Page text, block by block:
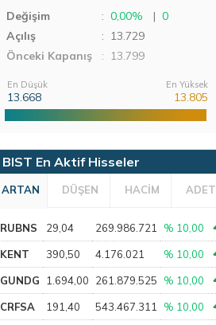
Değişim : 0,00% | 0
Açılış
: 13.729
Önceki Kapanış
: 13.799
En Düşük
13.668
En Yüksek
13.805
BIST En Aktif Hisseler
ARTAN DÜŞEN HACİM ADET
RUBNS 29,04 269.986.721 % 10,00
KENT 390,50 4.176.021 % 10,00
GUNDG 1.694,00 261.879.525 % 10,00
CRFSA 191,40 543.467.311 % 10,00